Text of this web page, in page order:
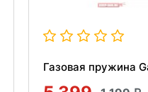
Газовая пружина